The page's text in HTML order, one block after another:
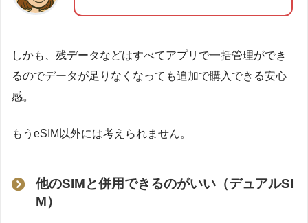
しかも、残データなどはすべてアプリで一括管理ができ
るのでデータが足りなくなっても追加で購入できる安心
感。
もうeSIM以外には考えられません。
他のSIMと併用できるのがいい（デュアルSI
M）